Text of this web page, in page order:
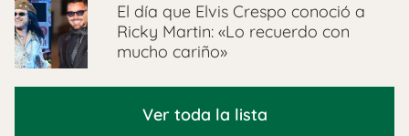
El día que Elvis Crespo conoció a
Ricky Martin: «Lo recuerdo con
mucho cariño»
Ver toda la lista